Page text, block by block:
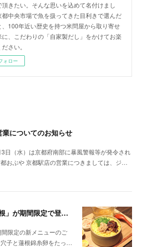
頂きたい。そんな思いを込めて名付けまし
都中央市場で魚を扱ってきた目利きで選んだ
、100年近い歴史を持つ米問屋から取り寄せ
に、こだわりの「自家製だし」をかけてお楽
さい。
ォロー
についてのお知らせ
日（水）は京都府南部に暴風警報等が発令され
おぶや 京都駅店の営業につきましては、ジ…
新メニュー「穴子と蓮根」が期間限定で登場！
限定の新メニューのご
子と蓮根錦糸卵をたっ…